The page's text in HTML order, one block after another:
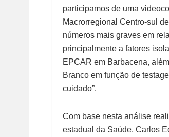
participamos de uma
Macrorregional Centro-sul
números mais graves em
principalmente a fatores
EPCAR em Barbacena,
Branco em função de
cuidado”.
Com base nesta análise
estadual da Saúde, Carlos